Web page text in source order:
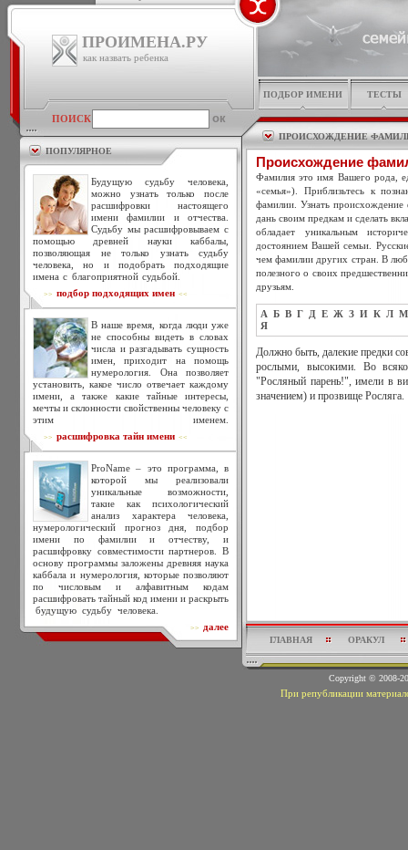
ПРОИМЕНА.РУ
как назвать ребенка
ПОИСК
ПОПУЛЯРНОЕ
Будущую судьбу человека,
можно узнать только после
расшифровки настоящего
имени фамилии и отчества.
Судьбу мы расшифровываем с
помощью древней науки каббалы,
позволяющая не только узнать судьбу
человека, но и подобрать подходящие
имена с благоприятной судьбой.
>> подбор подходящих имен <<
В наше время, когда люди уже
не способны видеть в словах
числа и разгадывать сущность
имен, приходит на помощь
нумерология. Она позволяет
установить, какое число отвечает каждому
имени, а также какие тайные интересы,
мечты и склонности свойственны человеку с
этим именем.
>> расшифровка тайн имени <<
ProName – это программа, в
которой мы реализовали
уникальные возможности,
такие как психологический
анализ характера человека,
нумерологический прогноз дня, подбор
имени по фамилии и отчеству, и
расшифровку совместимости партнеров. В
основу программы заложены древняя наука
каббала и нумерология, которые позволяют
по числовым и алфавитным кодам
расшифровать тайный код имени и раскрыть
будущую судьбу человека.
>> далее
ПОДБОР ИМЕНИ ТЕСТЫ
ПРОИСХОЖДЕНИЕ
Происхождение
Фамилия это имя Вашего рода,
«семья»). Приблизьтесь к
фамилии. Узнать
дань своим предкам и сделать
обладает уникальным
достоянием Вашей семьи.
чем фамилии других стран. В
полезного о своих
друзьям.
А Б В Г Д Е Ж З И К Л М
Я
Должно быть, далекие предки
рослыми, высокими. Во
"Росляный парень!", имели в
значением) и прозвище Росляга.
ГЛАВНАЯ ОРАКУЛ
Copyright © 2008-
При републикации